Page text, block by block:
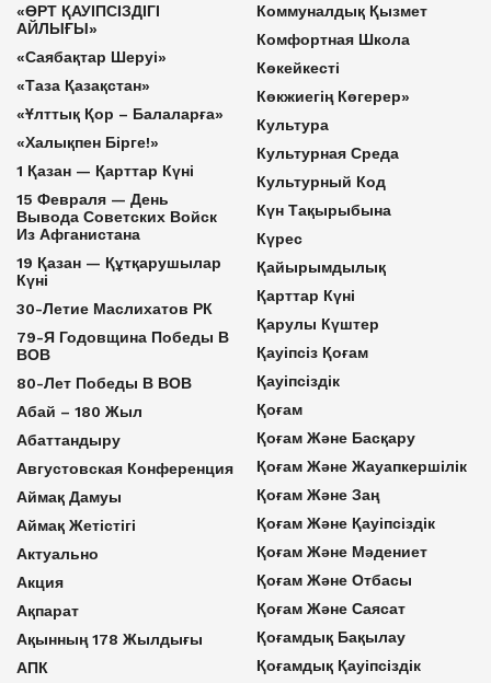
«ӨРТ ҚАУІПСІЗДІГІ
АЙЛЫҒЫ»
«Саябақтар Шеруі»
«Таза Қазақстан»
«Ұлттық Қор – Балаларға»
«Халықпен Бірге!»
1 Қазан — Қарттар Күні
15 Февраля — День
Вывода Советских Войск
Из Афганистана
19 Қазан — Құтқарушылар
Күні
30-Летие Маслихатов РК
79-Я Годовщина Победы В
ВОВ
80-Лет Победы В ВОВ
Абай – 180 Жыл
Абаттандыру
Августовская Конференция
Аймақ Дамуы
Аймақ Жетістігі
Актуально
Акция
Ақпарат
Ақынның 178 Жылдығы
АПК
Коммуналдық Қызмет
Комфортная Школа
Көкейкесті
Көкжиегің Көгерер»
Культура
Культурная Среда
Культурный Код
Күн Тақырыбына
Күрес
Қайырымдылық
Қарттар Күні
Қарулы Күштер
Қауіпсіз Қоғам
Қауіпсіздік
Қоғам
Қоғам Және Басқару
Қоғам Және Жауапкершілік
Қоғам Және Заң
Қоғам Және Қауіпсіздік
Қоғам Және Мәдениет
Қоғам Және Отбасы
Қоғам Және Саясат
Қоғамдық Бақылау
Қоғамдық Қауіпсіздік